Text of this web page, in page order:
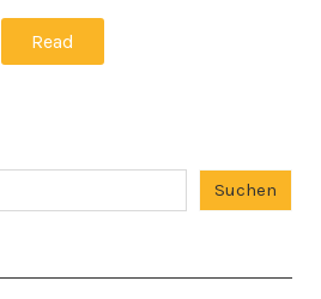
Read
Suchen